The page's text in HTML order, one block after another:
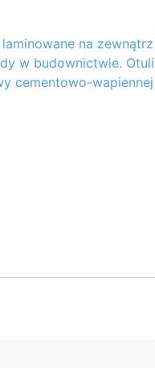
na
w budownictwie.
cementowo-